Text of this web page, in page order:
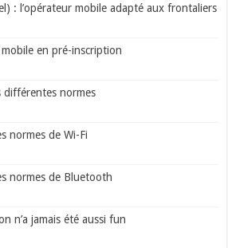
: l’opérateur mobile adapté aux frontaliers
en pré-inscription
différentes normes
normes de Wi-Fi
normes de Bluetooth
n’a jamais été aussi fun